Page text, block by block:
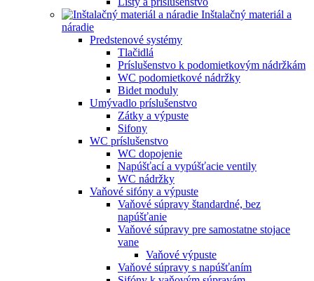
Inštalačný materiál a
náradie
Predstenové systémy
Tlačidlá
Príslušenstvo k podomietkovým nádržkám
WC podomietkové nádržky
Bidet moduly
Umývadlo príslušenstvo
Zátky a výpuste
Sifony
WC príslušenstvo
WC dopojenie
Napúšťací a vypúšťacie ventily
WC nádržky
Vaňové sifóny a výpuste
Vaňové súpravy štandardné, bez
napúšťanie
Vaňové súpravy pre samostatne stojace
vane
Vaňové výpuste
Vaňové súpravy s napúšťaním